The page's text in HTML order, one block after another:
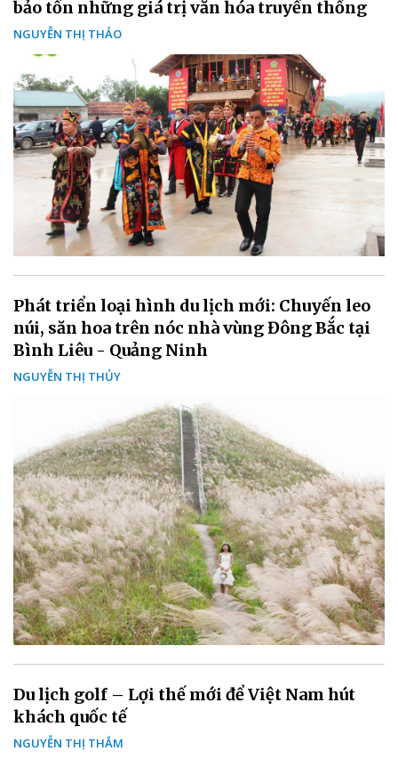
bảo tồn những giá trị văn hóa truyền thống
NGUYỄN THỊ THẢO
Phát triển loại hình du lịch mới: Chuyến leo
núi, săn hoa trên nóc nhà vùng Đông Bắc tại
Bình Liêu - Quảng Ninh
NGUYỄN THỊ THỦY
Du lịch golf – Lợi thế mới để Việt Nam hút
khách quốc tế
NGUYỄN THỊ THẮM